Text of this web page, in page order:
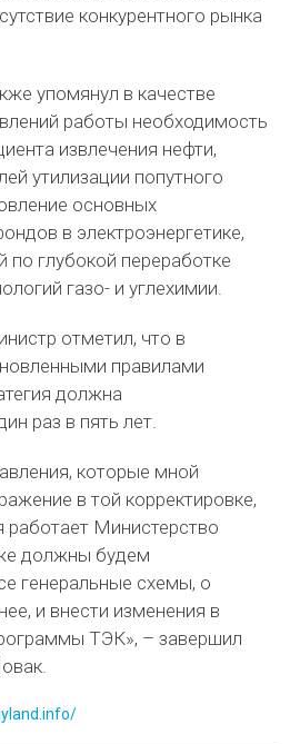
конкурентного рынка
упомянул в качестве
работы необходимость
извлечения нефти,
утилизации попутного
основных
в электроэнергетике,
глубокой переработке
газо- и углехимии.
отметил, что в
правилами
должна
раз в пять лет.
которые мной
в той корректировке,
работает Министерство
должны будем
генеральные схемы, о
и внести изменения в
ТЭК», – завершил